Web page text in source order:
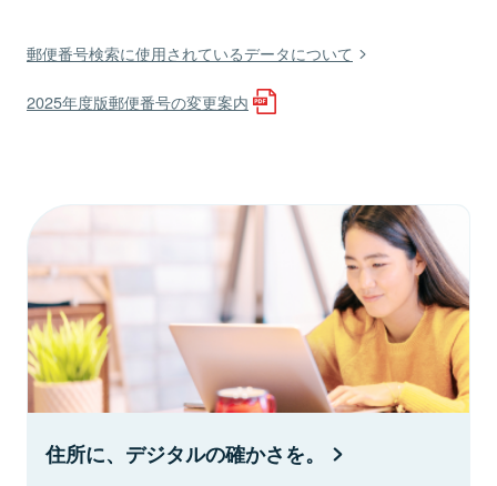
郵便番号検索に使用されているデータについて
2025年度版郵便番号の変更案内
住所に、デジタルの確かさを。